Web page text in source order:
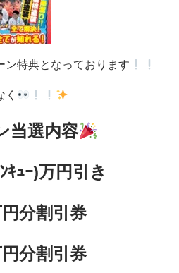
ン特典となっております
当選内容
ｷｭｰ)万円引き
分割引券
分割引券